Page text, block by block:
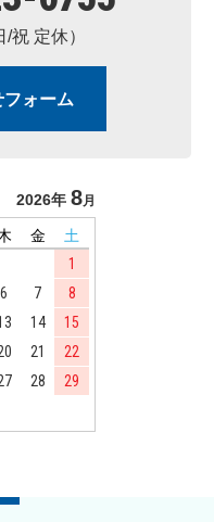
2026年 8月
金
土
1
6 7
8
14
15
21
22
28
29
祝 定休）
ォーム